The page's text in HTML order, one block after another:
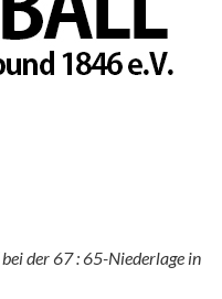
bei der 67 : 65-Niederlage in